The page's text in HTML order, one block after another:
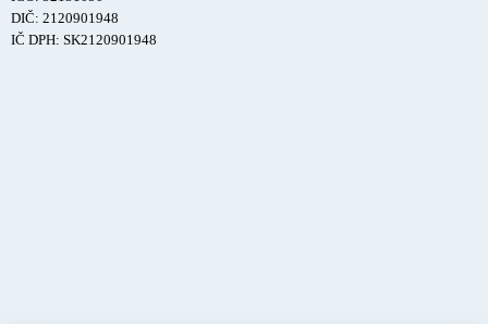
DIČ: 2120901948
IČ DPH: SK2120901948